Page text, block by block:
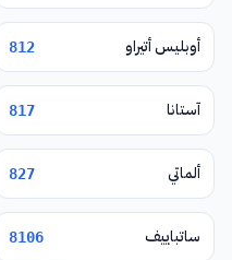
أوبليس أتيراو 812
آستانا 817
ألماتي 827
ساتباييف 8106